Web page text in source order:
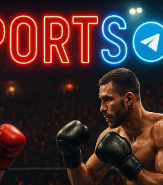
Кутзер Джейк Родригес Рики
Вильфредо Варгас Анхель
Иван Салазар
Адлан Ибрагимов Филлип
Хуан Кинтана Дэниэл
Холифилд
Олег Маскаев Александр
Вильямс Скотт Сигмон Уго Руис
Родригес Евгений Одольский
Осси Окасио
Вилли Родригес